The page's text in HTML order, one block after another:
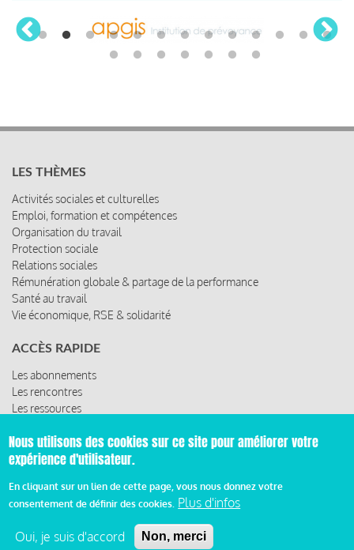
LES THÈMES
Activités sociales et culturelles
Emploi, formation et compétences
Organisation du travail
Protection sociale
Relations sociales
Rémunération globale & partage de la performance
Santé au travail
Vie économique, RSE & solidarité
ACCÈS RAPIDE
Les abonnements
Les rencontres
Les ressources
Pied
Mentions légales et condition générale d’utilisation et
d’abonnement
Nous utilisons des cookies sur ce site pour améliorer votre
expérience d'utilisateur.
En cliquant sur un lien de cette page, vous nous donnez votre
consentement de définir des cookies. Plus d'infos
Oui, je suis d'accord Non, merci